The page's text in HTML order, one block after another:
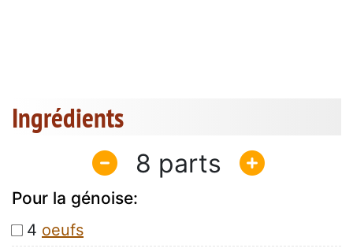
Ingrédients
8
Pour la génoise:
4 oeufs